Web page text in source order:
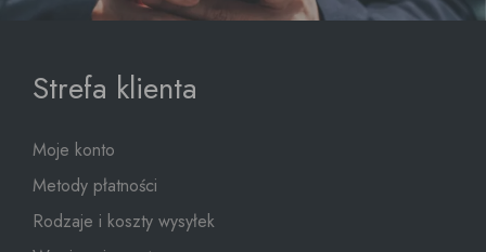
Strefa klienta
Moje konto
Metody płatności
Rodzaje i koszty wysyłek